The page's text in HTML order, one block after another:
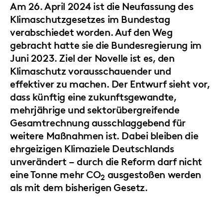
Am 26. April 2024 ist die Neufassung des
Klimaschutzgesetzes im Bundestag
verabschiedet worden. Auf den Weg
gebracht hatte sie die Bundesregierung im
Juni 2023. Ziel der Novelle ist es, den
Klimaschutz vorausschauender und
effektiver zu machen. Der Entwurf sieht vor,
dass künftig eine zukunftsgewandte,
mehrjährige und sektorübergreifende
Gesamtrechnung ausschlaggebend für
weitere Maßnahmen ist. Dabei bleiben die
ehrgeizigen Klimaziele Deutschlands
unverändert – durch die Reform darf nicht
eine Tonne mehr CO2 ausgestoßen werden
als mit dem bisherigen Gesetz.